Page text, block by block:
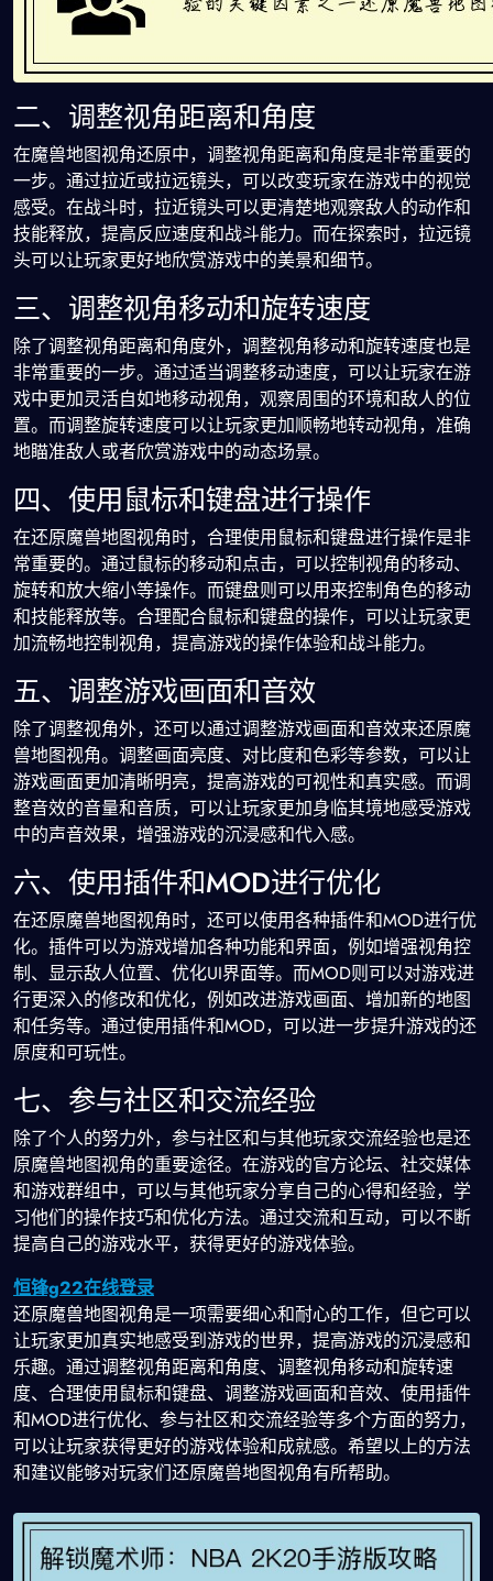
二、调整视角距离和角度
在魔兽地图视角还原中，调整视角距离和角度是非常重要的
一步。通过拉近或拉远镜头，可以改变玩家在游戏中的视觉
感受。在战斗时，拉近镜头可以更清楚地观察敌人的动作和
技能释放，提高反应速度和战斗能力。而在探索时，拉远镜
头可以让玩家更好地欣赏游戏中的美景和细节。
三、调整视角移动和旋转速度
除了调整视角距离和角度外，调整视角移动和旋转速度也是
非常重要的一步。通过适当调整移动速度，可以让玩家在游
戏中更加灵活自如地移动视角，观察周围的环境和敌人的位
置。而调整旋转速度可以让玩家更加顺畅地转动视角，准确
地瞄准敌人或者欣赏游戏中的动态场景。
四、使用鼠标和键盘进行操作
在还原魔兽地图视角时，合理使用鼠标和键盘进行操作是非
常重要的。通过鼠标的移动和点击，可以控制视角的移动、
旋转和放大缩小等操作。而键盘则可以用来控制角色的移动
和技能释放等。合理配合鼠标和键盘的操作，可以让玩家更
加流畅地控制视角，提高游戏的操作体验和战斗能力。
五、调整游戏画面和音效
除了调整视角外，还可以通过调整游戏画面和音效来还原魔
兽地图视角。调整画面亮度、对比度和色彩等参数，可以让
游戏画面更加清晰明亮，提高游戏的可视性和真实感。而调
整音效的音量和音质，可以让玩家更加身临其境地感受游戏
中的声音效果，增强游戏的沉浸感和代入感。
六、使用插件和MOD进行优化
在还原魔兽地图视角时，还可以使用各种插件和MOD进行优
化。插件可以为游戏增加各种功能和界面，例如增强视角控
制、显示敌人位置、优化UI界面等。而MOD则可以对游戏进
行更深入的修改和优化，例如改进游戏画面、增加新的地图
和任务等。通过使用插件和MOD，可以进一步提升游戏的还
原度和可玩性。
七、参与社区和交流经验
除了个人的努力外，参与社区和与其他玩家交流经验也是还
原魔兽地图视角的重要途径。在游戏的官方论坛、社交媒体
和游戏群组中，可以与其他玩家分享自己的心得和经验，学
习他们的操作技巧和优化方法。通过交流和互动，可以不断
提高自己的游戏水平，获得更好的游戏体验。
恒锋g22在线登录
还原魔兽地图视角是一项需要细心和耐心的工作，但它可以
让玩家更加真实地感受到游戏的世界，提高游戏的沉浸感和
乐趣。通过调整视角距离和角度、调整视角移动和旋转速
度、合理使用鼠标和键盘、调整游戏画面和音效、使用插件
和MOD进行优化、参与社区和交流经验等多个方面的努力，
可以让玩家获得更好的游戏体验和成就感。希望以上的方法
和建议能够对玩家们还原魔兽地图视角有所帮助。